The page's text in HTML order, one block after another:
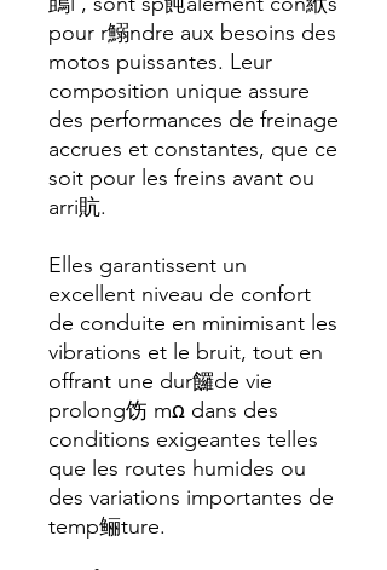
pour r鰯ndre aux besoins des
motos puissantes. Leur
composition unique assure
des performances de freinage
accrues et constantes, que ce
soit pour les freins avant ou
arri貥.
Elles garantissent un
excellent niveau de confort
de conduite en minimisant les
vibrations et le bruit, tout en
offrant une dur饠de vie
prolong饬 mꭥ dans des
conditions exigeantes telles
que les routes humides ou
des variations importantes de
temp鲡ture.